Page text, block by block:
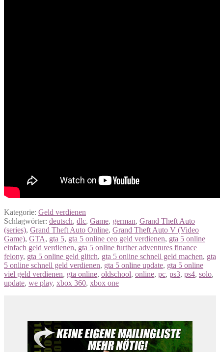
Kategorie: Geld verdienen
Schlagwörter: deutsch, dlc, Game, german, Grand Theft Auto
(series), Grand Theft Auto Online, Grand Theft Auto V (Video
Game), GTA, gta 5, gta 5 online ceo geld verdienen, gta 5 online
einfach geld verdienen, gta 5 online further adventures finance
felony, gta 5 online geld glitch, gta 5 online schnell geld machen, gta
5 online schnell geld verdienen, gta 5 online update, gta 5 online
viel geld verdienen, gta online, oldschool, online, pc, ps3, ps4, solo,
update, we play, xbox 360, xbox one